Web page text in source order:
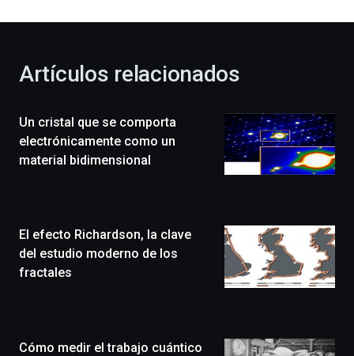
celebración
novena
edición
un
festival
que
monólogos,
Artículos relacionados
Un cristal que se comporta
electrónicamente como un
material bidimensional
El efecto Richardson, la clave
del estudio moderno de los
fractales
Cómo medir el trabajo cuántico